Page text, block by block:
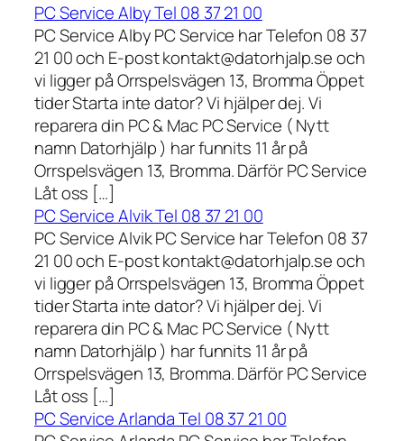
PC Service Alby Tel 08 37 21 00
PC Service Alby PC Service har Telefon 08 37
21 00 och E-post kontakt@datorhjalp.se och
vi ligger på Orrspelsvägen 13, Bromma Öppet
tider Starta inte dator? Vi hjälper dej. Vi
reparera din PC & Mac PC Service ( Nytt
namn Datorhjälp ) har funnits 11 år på
Orrspelsvägen 13, Bromma. Därför PC Service
Låt oss […]
PC Service Alvik Tel 08 37 21 00
PC Service Alvik PC Service har Telefon 08 37
21 00 och E-post kontakt@datorhjalp.se och
vi ligger på Orrspelsvägen 13, Bromma Öppet
tider Starta inte dator? Vi hjälper dej. Vi
reparera din PC & Mac PC Service ( Nytt
namn Datorhjälp ) har funnits 11 år på
Orrspelsvägen 13, Bromma. Därför PC Service
Låt oss […]
PC Service Arlanda Tel 08 37 21 00